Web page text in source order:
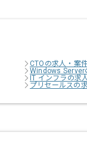
CTOの求人・案
Windows Server
IT インフラの求
プリセールスの